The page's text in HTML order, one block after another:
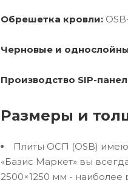
Обрешетка кровли:
Черновые и
Производство SIP-
Размеры и
Плиты ОСП (OSB)
«Базис Маркет» вы
2500×1250 мм -